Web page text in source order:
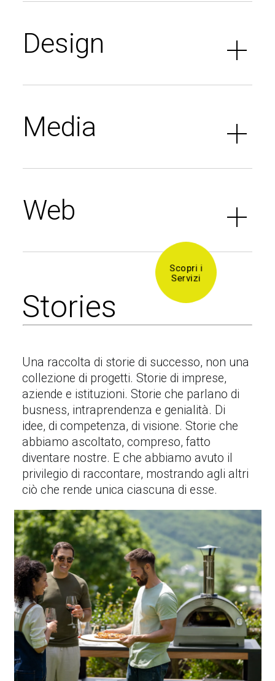
Design
Media
Web
Scopri i
Servizi
Stories
Una raccolta di storie di successo, non una
collezione di progetti. Storie di imprese,
aziende e istituzioni. Storie che parlano di
busness, intraprendenza e genialità. Di
idee, di competenza, di visione. Storie che
abbiamo ascoltato, compreso, fatto
diventare nostre. E che abbiamo avuto il
privilegio di raccontare, mostrando agli altri
ciò che rende unica ciascuna di esse.